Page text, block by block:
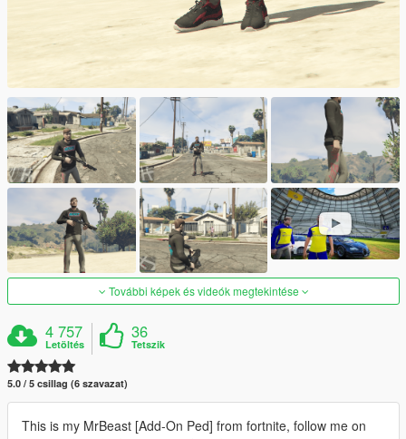
További képek és videók megtekintése
4 757
Letöltés
36
Tetszik
5.0 / 5 csillag (6 szavazat)
This is my MrBeast [Add-On Ped] from fortnite, follow me on